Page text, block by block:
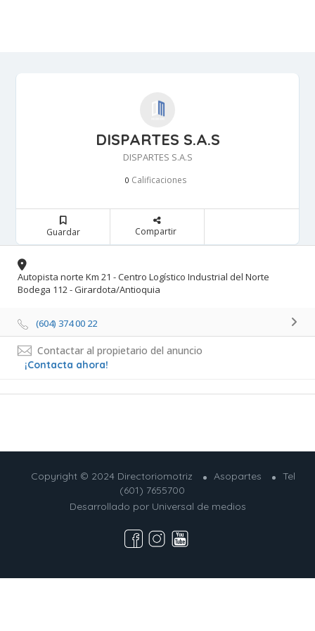
DISPARTES S.A.S
DISPARTES S.A.S
0 Calificaciones
Guardar Compartir
Autopista norte Km 21 - Centro Logístico Industrial del Norte
Bodega 112 - Girardota/Antioquia
(604) 374 00 22
Contactar al propietario del anuncio
¡Contacta ahora!
Copyright © 2024 Directoriomotriz Asopartes
Tel
(601) 7655700
Desarrollado por Universal de medios